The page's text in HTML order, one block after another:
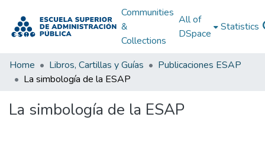
Communities
&
Collections
All of
DSpace
Statistics
Home Libros, Cartillas y Guías
Publicaciones ESAP
La simbología de la ESAP
La simbología de la ESAP